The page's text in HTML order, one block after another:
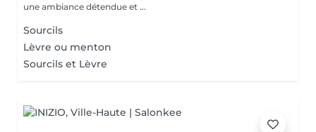
une ambiance détendue et ...
Sourcils
Lèvre ou menton
Sourcils et Lèvre